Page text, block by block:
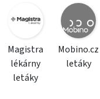
Magistra
lékárny
letáky
Mobino.cz
letáky